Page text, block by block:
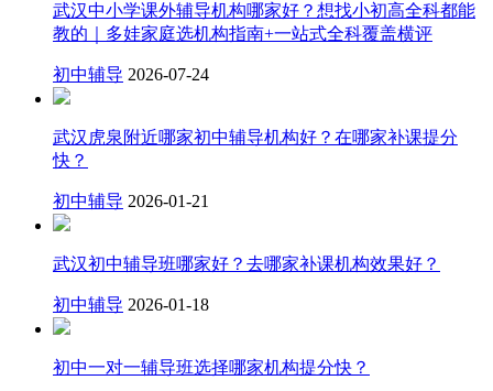
武汉中小学课外辅导机构哪家好？想找小初高全科都能
教的｜多娃家庭选机构指南+一站式全科覆盖横评
初中辅导 2026-07-24
武汉虎泉附近哪家初中辅导机构好？在哪家补课提分
快？
初中辅导 2026-01-21
武汉初中辅导班哪家好？去哪家补课机构效果好？
初中辅导 2026-01-18
初中一对一辅导班选择哪家机构提分快？